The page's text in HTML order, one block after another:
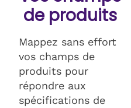
de produits
Mappez sans effort
vos champs de
produits pour
répondre aux
spécifications de